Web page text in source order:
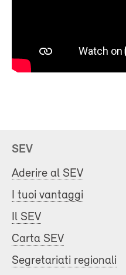
SEV
Aderire al SEV
I tuoi vantaggi
Il SEV
Carta SEV
Segretariati regionali